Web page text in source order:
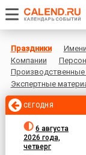
Праздники
Компании
Производственные
Экспертные
СЕГОДНЯ
6 августа
2026 года,
четверг